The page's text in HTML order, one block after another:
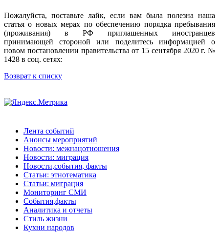
Пожалуйста, поставьте лайк, если вам была полезна наша
статья о новых мерах по обеспечению порядка пребывания
(проживания) в РФ приглашенных иностранцев
принимающей стороной или поделитесь информацией о
новом постановлении правительства от 15 сентября 2020 г. №
1428 в соц. сетях:
Возврат к списку
Лента событий
Анонсы мероприятий
Новости: межнацотношения
Новости: миграция
Новости,события, факты
Статьи: этнотематика
Статьи: миграция
Мониторинг СМИ
События,факты
Аналитика и отчеты
Стиль жизни
Кухни народов